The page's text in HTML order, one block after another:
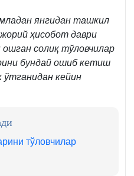
янгидан ташкил
ҳисобот даври
солиқ тўловчилар
бундай ошиб кетиш
ўтганидан кейин
тўловчилар